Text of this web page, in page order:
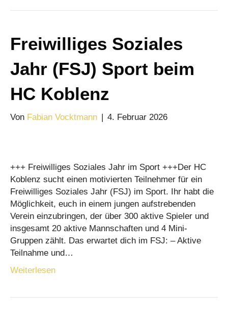
Freiwilliges Soziales
Jahr (FSJ) Sport beim
HC Koblenz
Von Fabian Vocktmann | 4. Februar 2026
+++ Freiwilliges Soziales Jahr im Sport +++Der HC
Koblenz sucht einen motivierten Teilnehmer für ein
Freiwilliges Soziales Jahr (FSJ) im Sport. Ihr habt die
Möglichkeit, euch in einem jungen aufstrebenden
Verein einzubringen, der über 300 aktive Spieler und
insgesamt 20 aktive Mannschaften und 4 Mini-
Gruppen zählt. Das erwartet dich im FSJ: – Aktive
Teilnahme und…
Weiterlesen